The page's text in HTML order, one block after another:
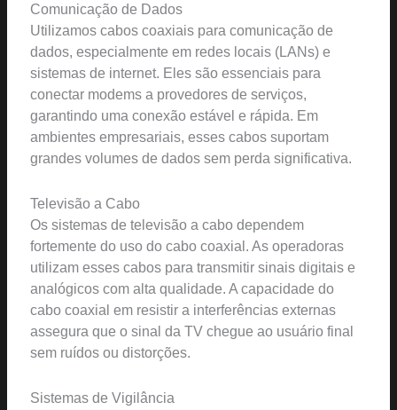
Comunicação de Dados
Utilizamos cabos coaxiais para comunicação de
dados, especialmente em redes locais (LANs) e
sistemas de internet. Eles são essenciais para
conectar modems a provedores de serviços,
garantindo uma conexão estável e rápida. Em
ambientes empresariais, esses cabos suportam
grandes volumes de dados sem perda significativa.
Televisão a Cabo
Os sistemas de televisão a cabo dependem
fortemente do uso do cabo coaxial. As operadoras
utilizam esses cabos para transmitir sinais digitais e
analógicos com alta qualidade. A capacidade do
cabo coaxial em resistir a interferências externas
assegura que o sinal da TV chegue ao usuário final
sem ruídos ou distorções.
Sistemas de Vigilância